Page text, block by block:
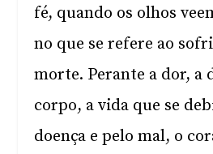
fé, quando os olhos
no que se refere ao
morte. Perante a dor, a
corpo, a vida que se
doença e pelo mal, o